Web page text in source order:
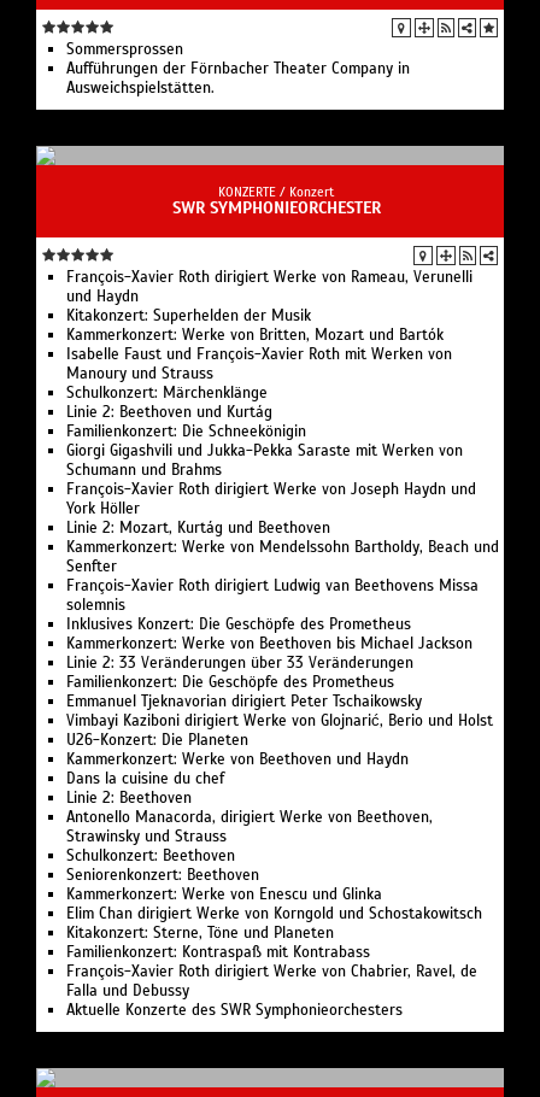
Sommersprossen
Aufführungen der Förnbacher Theater Company in
Ausweichspielstätten.
KONZERTE / Konzert
SWR SYMPHONIEORCHESTER
François-Xavier Roth dirigiert Werke von Rameau, Verunelli
und Haydn
Kitakonzert: Superhelden der Musik
Kammerkonzert: Werke von Britten, Mozart und Bartók
Isabelle Faust und François-Xavier Roth mit Werken von
Manoury und Strauss
Schulkonzert: Märchenklänge
Linie 2: Beethoven und Kurtág
Familienkonzert: Die Schneekönigin
Giorgi Gigashvili und Jukka-Pekka Saraste mit Werken von
Schumann und Brahms
François-Xavier Roth dirigiert Werke von Joseph Haydn und
York Höller
Linie 2: Mozart, Kurtág und Beethoven
Kammerkonzert: Werke von Mendelssohn Bartholdy, Beach und
Senfter
François-Xavier Roth dirigiert Ludwig van Beethovens Missa
solemnis
Inklusives Konzert: Die Geschöpfe des Prometheus
Kammerkonzert: Werke von Beethoven bis Michael Jackson
Linie 2: 33 Veränderungen über 33 Veränderungen
Familienkonzert: Die Geschöpfe des Prometheus
Emmanuel Tjeknavorian dirigiert Peter Tschaikowsky
Vimbayi Kaziboni dirigiert Werke von Glojnarić, Berio und Holst
U26-Konzert: Die Planeten
Kammerkonzert: Werke von Beethoven und Haydn
Dans la cuisine du chef
Linie 2: Beethoven
Antonello Manacorda, dirigiert Werke von Beethoven,
Strawinsky und Strauss
Schulkonzert: Beethoven
Seniorenkonzert: Beethoven
Kammerkonzert: Werke von Enescu und Glinka
Elim Chan dirigiert Werke von Korngold und Schostakowitsch
Kitakonzert: Sterne, Töne und Planeten
Familienkonzert: Kontraspaß mit Kontrabass
François-Xavier Roth dirigiert Werke von Chabrier, Ravel, de
Falla und Debussy
Aktuelle Konzerte des SWR Symphonieorchesters